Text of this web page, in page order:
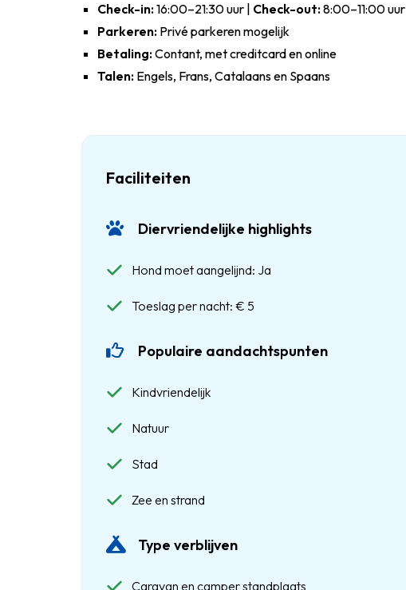
Check-in:16:00–21:30 uur | Check-out:8:00–11:00 uur
Parkeren: Privé parkeren mogelijk
Betaling:Contant, met creditcard en online
Talen: Engels, Frans, Catalaans en Spaans
Faciliteiten
Diervriendelijke highlights
Hond moet aangelijnd: Ja
Toeslag per nacht: € 5
Populaire aandachtspunten
Kindvriendelijk
Natuur
Stad
Zee en strand
Type verblijven
Caravan en camper standplaats